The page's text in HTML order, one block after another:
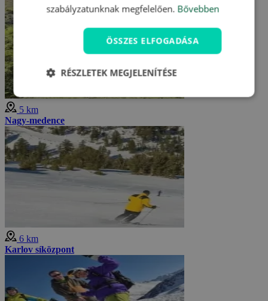
5 km
Nagy-medence
6 km
Karlov síközpont
szabályzatunknak megfelelően. Bővebben
ÖSSZES ELFOGADÁSA
RÉSZLETEK MEGJELENÍTÉSE